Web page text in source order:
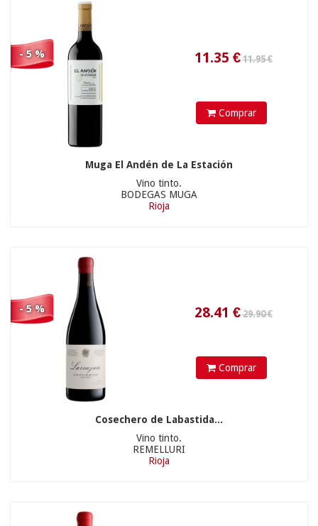
- 5 %
Comprar
Muga El Andén de La Estación
Vino tinto.
BODEGAS MUGA
Rioja
- 5 %
Comprar
Cosechero de Labastida...
Vino tinto.
REMELLURI
Rioja
28.41
28.41€
29.90 €